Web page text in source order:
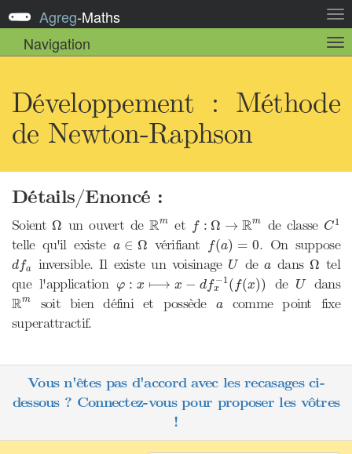
la
Agreg-Maths
Navigation
la
Développement : Méthode
de Newton-Raphson
Détails/Enoncé :
SoientΩ
Ω un ouvert de Rm
Rm et f : Ω → Rm
:Ω → m de classe C1
C1
telle qu'il existe a ∈ Ω
a ∈Ω vérifiant f(a) = 0
(a )= . On suppose
dfa
d fa inversible. Il existe un voisinage U
Udea
a dansΩ
Ω tel
que l'application φ : x ⟼ x − df−1
x ( f(x))
1 (f (x) ) de U
Udans
Rm
Rm soit bien défini et possède a
acomme point fixe
superattractif.
Vous n'êtes pas d'accord avec les recasages ci-
dessous ? Connectez-vous pour proposer les vôtres
!